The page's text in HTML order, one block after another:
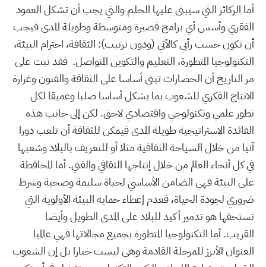
أما الركائز التي سيبنى عليها الحلم والتي يجب أن تشكل العمود
الفقري وأسس أي برامج قصيرة ومتوسطة وطويلة المدى فيجب
أن تكون حسب رأيي كالآتي (ودون ترتيب): الثقافة، احترام البيئة،
التكنولوجيا المتطورة، التعليم والتكوين المتواصل. فقد ثبت على
مر التاريخ أن الحضارات تبنى أساسا على الثقافة والفنون وغزارة
الانتاج الفكري للشعوب بما يشكل أساسا صلبا وعميقا لكل
تطور علمي وتكنولوجي واقتصادي لاحق. لكن إلى جانب هذه
الفائدة الاستراتيجية طويلة المدى فيمكن للثقافة أن تلعب دورا
آنيا من خلال السياحة الثقافية مثلا أو للتعريف بالبلاد وشعبها
في كل أنحاء العالم من خلال إنتاجها الثقافي والفني. أما المحافظة
على البيئة فهي الضامن الأساسي لحياة سليمة وصحية وشرط
ضروري لجودة الحياة، فعدم إعطاء حماية البيئة الأولوية التي
تستحقها هو تدمير أكيد للبلاد على المدى الطويل وأيضا
القريب. أما التكنولوجيا المتطورة بجميع مجالاتها فهي عالميا
العنوان الأبرز للمرحلة القادمة وهي ليست خيارا بل إن الشعوب